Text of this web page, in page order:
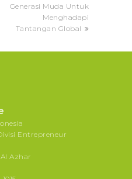
post:
Generasi Muda Untuk
Menghadapi
Tantangan Global
Entrepreneur
Azhar